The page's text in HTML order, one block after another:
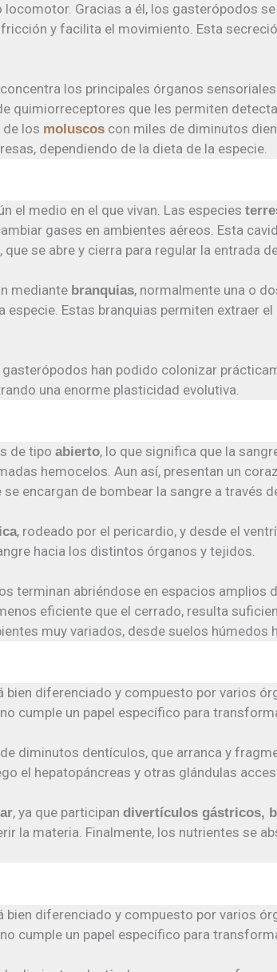
locomotor. Gracias a él, los gasterópodos
y facilita el movimiento. Esta
los principales órganos
quimiorreceptores que les permiten
de los moluscos con miles de diminutos
dependiendo de la dieta de la especie.
el medio en el que vivan. Las especies
gases en ambientes aéreos. Esta
se abre y cierra para regular la entrada
mediante branquias, normalmente una o
Estas branquias permiten extraer
han podido colonizar
una enorme plasticidad evolutiva.
de tipo abierto, lo que significa que la
hemocelos. Aun así, presentan un
se encargan de bombear la sangre a través
, rodeado por el pericardio, y desde el
hacia los distintos órganos y tejidos.
terminan abriéndose en espacios amplios
eficiente que el cerrado, resulta
muy variados, desde suelos húmedos
bien diferenciado y compuesto por varios
cumple un papel específico para
diminutos dentículos, que arranca y
el hepatopáncreas y otras glándulas
, ya que participan divertículos gástricos,
la materia. Finalmente, los nutrientes se
bien diferenciado y compuesto por varios
cumple un papel específico para